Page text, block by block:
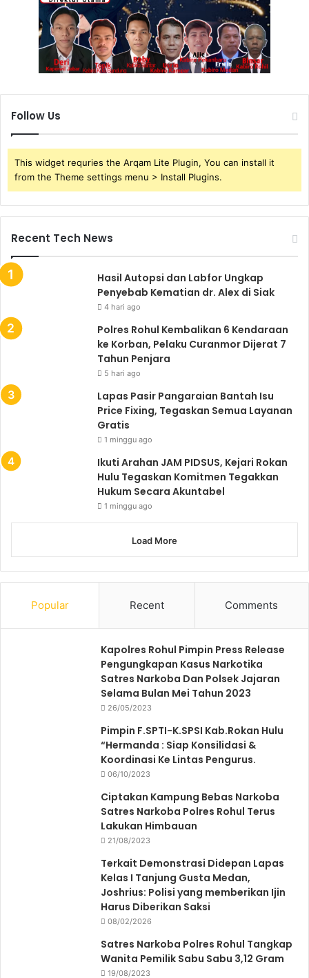
Follow Us
This widget requries the Arqam Lite Plugin, You can install it
from the Theme settings menu > Install Plugins.
Recent Tech News
Hasil Autopsi dan Labfor Ungkap
Penyebab Kematian dr. Alex di Siak
4 hari ago
Polres Rohul Kembalikan 6 Kendaraan
ke Korban, Pelaku Curanmor Dijerat 7
Tahun Penjara
5 hari ago
Lapas Pasir Pangaraian Bantah Isu
Price Fixing, Tegaskan Semua Layanan
Gratis
1 minggu ago
Ikuti Arahan JAM PIDSUS, Kejari Rokan
Hulu Tegaskan Komitmen Tegakkan
Hukum Secara Akuntabel
1 minggu ago
Load More
Popular Recent Comments
Kapolres Rohul Pimpin Press Release
Pengungkapan Kasus Narkotika
Satres Narkoba Dan Polsek Jajaran
Selama Bulan Mei Tahun 2023
26/05/2023
Pimpin F.SPTI-K.SPSI Kab.Rokan Hulu
“Hermanda : Siap Konsilidasi &
Koordinasi Ke Lintas Pengurus.
06/10/2023
Ciptakan Kampung Bebas Narkoba
Satres Narkoba Polres Rohul Terus
Lakukan Himbauan
21/08/2023
Terkait Demonstrasi Didepan Lapas
Kelas I Tanjung Gusta Medan,
Joshrius: Polisi yang memberikan Ijin
Harus Diberikan Saksi
08/02/2026
Satres Narkoba Polres Rohul Tangkap
Wanita Pemilik Sabu Sabu 3,12 Gram
19/08/2023